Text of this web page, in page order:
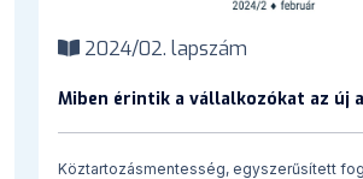
2024/02. lapszám
Miben érintik a vállalkozókat az új
Köztartozásmentesség, egyszerűsített